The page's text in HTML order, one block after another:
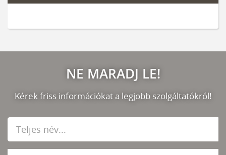
NE MARADJ LE!
Kérek friss információkat a legjobb szolgáltatókról!